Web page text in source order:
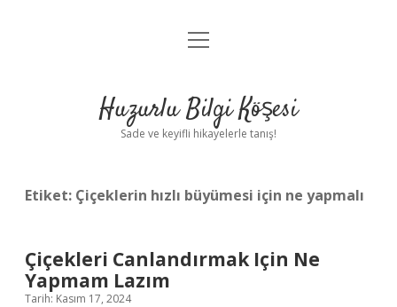
Anasayfa
Yasal Uyarı
menüyü
Huzurlu Bilgi Köşesi
Sade ve keyifli hikayelerle tanış!
Etiket: Çiçeklerin hızlı büyümesi için ne yapmalı
Çiçekleri Canlandırmak Için Ne
Yapmam Lazım
Tarih: Kasım 17, 2024